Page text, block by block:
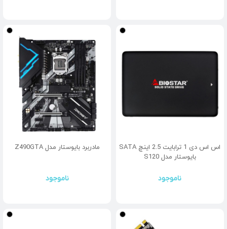
اس اس دی 1 ترابایت 2.5 اینچ SATA
بایوستار مدل S120
ناموجود
مادربرد بایوستار مدل Z490GTA
ناموجود